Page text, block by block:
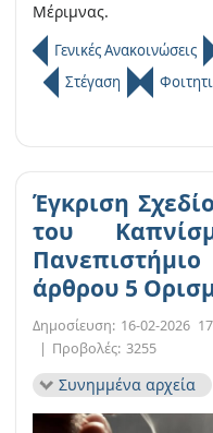
Μέριμνας.
Γενικές Ανακοινώσεις
Στέγαση
Έγκριση
του
άρθρου 5
Δημοσίευση: 16-02-2026
| Προβολές: 3255
Συνημμένα αρχεία